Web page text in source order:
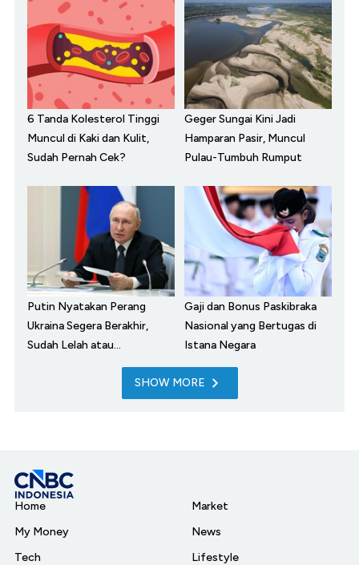
6 Tanda Kolesterol Tinggi
Muncul di Kaki dan Kulit,
Sudah Pernah Cek?
Geger Sungai Kini Jadi
Hamparan Pasir, Muncul
Pulau-Tumbuh Rumput
Putin Nyatakan Perang
Ukraina Segera Berakhir,
Sudah Lelah atau...
Gaji dan Bonus Paskibraka
Nasional yang Bertugas di
Istana Negara
SHOW MORE
Home
My Money
Tech
Market
News
Lifestyle